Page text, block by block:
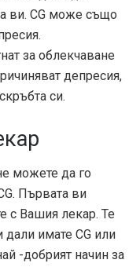
ви. CG може също
за облекчаване
депресия,
си.
можете да го
Първата ви
с Вашия лекар. Те
дали имате CG или
-добрият начин за